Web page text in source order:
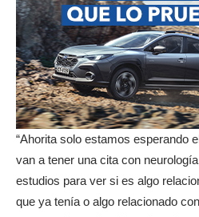
“Ahorita solo estamos esperando
van a tener una cita con
estudios para ver si es algo
que ya tenía o algo relacionado